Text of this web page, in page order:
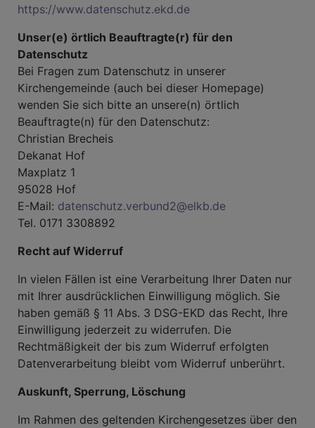
https://www.datenschutz.ekd.de
Unser(e) örtlich Beauftragte(r) für den
Datenschutz
Bei Fragen zum Datenschutz in unserer
Kirchengemeinde (auch bei dieser Homepage)
wenden Sie sich bitte an unsere(n) örtlich
Beauftragte(n) für den Datenschutz:
Christian Brecheis
Dekanat Hof
Maxplatz 1
95028 Hof
E-Mail: datenschutz.verbund2@elkb.de
Tel. 0171 3308892
Recht auf Widerruf
In vielen Fällen ist eine Verarbeitung Ihrer Daten nur
mit Ihrer ausdrücklichen Einwilligung möglich. Sie
haben gemäß § 11 Abs. 3 DSG-EKD das Recht, Ihre
Einwilligung jederzeit zu widerrufen. Die
Rechtmäßigkeit der bis zum Widerruf erfolgten
Datenverarbeitung bleibt vom Widerruf unberührt.
Auskunft, Sperrung, Löschung
Im Rahmen des geltenden Kirchengesetzes über den